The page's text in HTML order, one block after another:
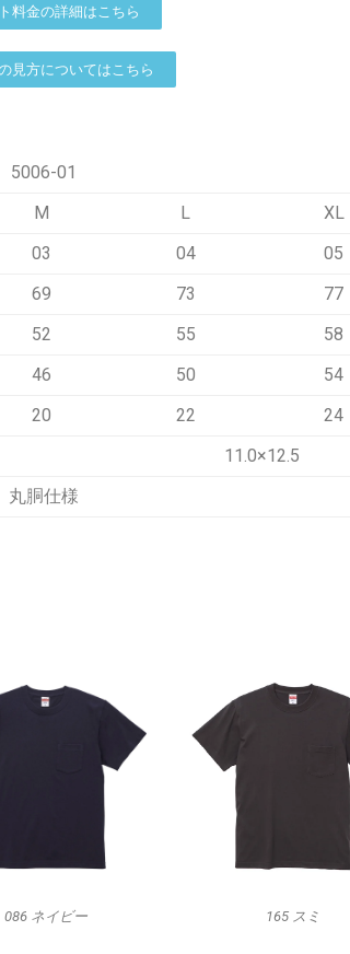
料金の詳細はこちら
見方についてはこちら
5006-01
M L
XL
03 04
05
69 73
77
52 55
58
46 50
54
20 22
24
11.0×12.5
丸胴仕様
086 ネイビー 165 スミ